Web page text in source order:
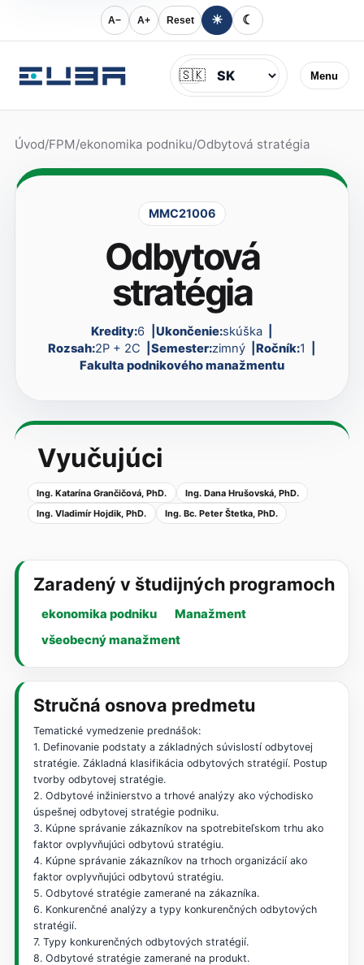
A− A+ Reset ☀ ☾
Menu
Jazyk
🇸🇰
Úvod/FPM/ekonomika podniku/Odbytová stratégia
MMC21006
Odbytová
stratégia
Kredity:6 Ukončenie:skúška
Rozsah:2P + 2C Semester:zimný Ročník:1
Fakulta podnikového manažmentu
Vyučujúci
Ing. Katarína Grančičová, PhD.
Ing. Dana Hrušovská, PhD.
Ing. Vladimír Hojdik, PhD.
Ing. Bc. Peter Štetka, PhD.
Zaradený v študijných programoch
ekonomika podniku
Manažment
všeobecný manažment
Stručná osnova predmetu
Tematické vymedzenie prednášok:
1. Definovanie podstaty a základných súvislostí odbytovej
stratégie. Základná klasifikácia odbytových stratégií. Postup
tvorby odbytovej stratégie.
2. Odbytové inžinierstvo a trhové analýzy ako východisko
úspešnej odbytovej stratégie podniku.
3. Kúpne správanie zákazníkov na spotrebiteľskom trhu ako
faktor ovplyvňujúci odbytovú stratégiu.
4. Kúpne správanie zákazníkov na trhoch organizácií ako
faktor ovplyvňujúci odbytovú stratégiu.
5. Odbytové stratégie zamerané na zákazníka.
6. Konkurenčné analýzy a typy konkurenčných odbytových
stratégií.
7. Typy konkurenčných odbytových stratégií.
8. Odbytové stratégie zamerané na produkt.